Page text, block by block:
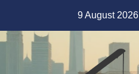
content
9 August 2026